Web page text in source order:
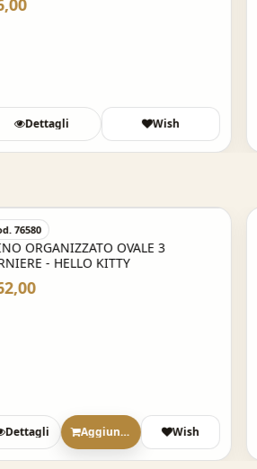
Wish
OVALE 3
- HELLO KITTY
Aggiungi Wish
Cod.
€